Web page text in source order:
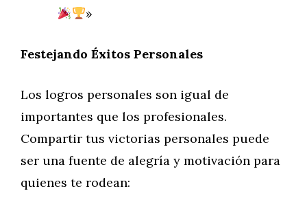
»
Festejando Éxitos Personales
Los logros personales son igual de
importantes que los profesionales.
Compartir tus victorias personales puede
ser una fuente de alegría y motivación para
quienes te rodean: